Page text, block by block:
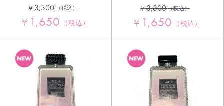
¥3,300 （税込）
¥ 1,650 （税込）
¥3,300 （税込）
¥ 1,650 （税込）